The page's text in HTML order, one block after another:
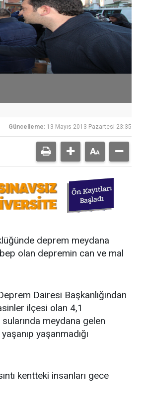
Güncelleme: 13 Mayıs 2013 Pazartesi 23:35
deprem meydana
olan depremin can ve mal
Dairesi Başkanlığından
ilçesi olan 4,1
meydana gelen
yaşanmadığı
kentteki insanları gece